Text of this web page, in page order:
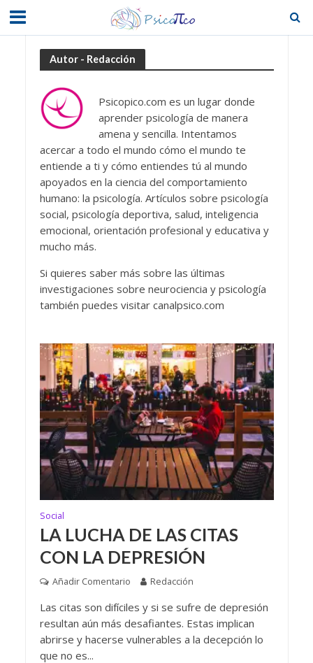
Autor - Redacción
Psicopico.com es un lugar donde
aprender psicología de manera
amena y sencilla. Intentamos
acercar a todo el mundo cómo el mundo te
entiende a ti y cómo entiendes tú al mundo
apoyados en la ciencia del comportamiento
humano: la psicología. Artículos sobre psicología
social, psicología deportiva, salud, inteligencia
emocional, orientación profesional y educativa y
mucho más.
Si quieres saber más sobre las últimas
investigaciones sobre neurociencia y psicología
también puedes visitar canalpsico.com
Social
LA LUCHA DE LAS CITAS
CON LA DEPRESIÓN
Añadir Comentario Redacción
Las citas son difíciles y si se sufre de depresión
resultan aún más desafiantes. Estas implican
abrirse y hacerse vulnerables a la decepción lo
que no es...